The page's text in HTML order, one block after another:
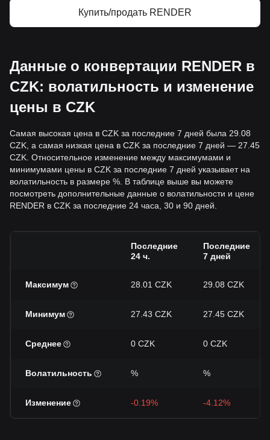
Купить/продать RENDER
Данные о конвертации RENDER в
CZK: волатильность и изменение
цены в CZK
Самая высокая цена в CZK за последние 7 дней была 29.08
CZK, а самая низкая цена в CZK за последние 7 дней — 27.45
CZK. Относительное изменение между максимумами и
минимумами цены в CZK за последние 7 дней указывает на
волатильность в размере %. В таблице выше вы можете
посмотреть дополнительные данные о волатильности и цене
RENDER в CZK за последние 24 часа, 30 и 90 дней.
Последние
24 ч.
Последние
7 дней
Максимум 28.01 CZK 29.08 CZK
Минимум 27.43 CZK 27.45 CZK
Среднее 0 CZK 0 CZK
Волатильность % %
Изменение -0.19% -4.12%